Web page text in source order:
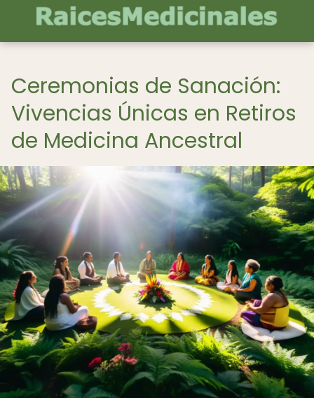
Ceremonias de Sanación:
Vivencias Únicas en Retiros
de Medicina Ancestral